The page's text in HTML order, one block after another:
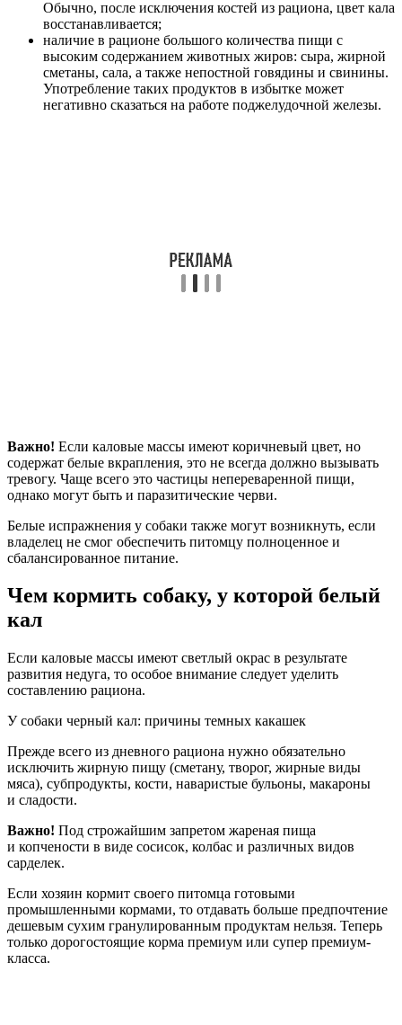
Обычно, после исключения костей из рациона, цвет кала
восстанавливается;
наличие в рационе большого количества пищи с
высоким содержанием животных жиров: сыра, жирной
сметаны, сала, а также непостной говядины и свинины.
Употребление таких продуктов в избытке может
негативно сказаться на работе поджелудочной железы.
Важно! Если каловые массы имеют коричневый цвет, но
содержат белые вкрапления, это не всегда должно вызывать
тревогу. Чаще всего это частицы непереваренной пищи,
однако могут быть и паразитические черви.
Белые испражнения у собаки также могут возникнуть, если
владелец не смог обеспечить питомцу полноценное и
сбалансированное питание.
Чем кормить собаку, у которой белый
кал
Если каловые массы имеют светлый окрас в результате
развития недуга, то особое внимание следует уделить
составлению рациона.
У собаки черный кал: причины темных какашек
Прежде всего из дневного рациона нужно обязательно
исключить жирную пищу (сметану, творог, жирные виды
мяса), субпродукты, кости, наваристые бульоны, макароны
и сладости.
Важно! Под строжайшим запретом жареная пища
и копчености в виде сосисок, колбас и различных видов
сарделек.
Если хозяин кормит своего питомца готовыми
промышленными кормами, то отдавать больше предпочтение
дешевым сухим гранулированным продуктам нельзя. Теперь
только дорогостоящие корма премиум или супер премиум-
класса.